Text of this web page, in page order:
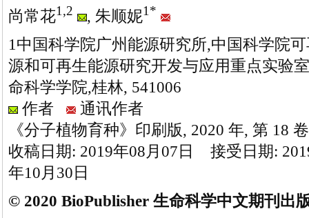
尚常花1,2 , 朱顺妮1*
1中国科学院广州能源研究所,中国科学院
源和可再生能源研究开发与应用重点实验
命科学学院,桂林, 541006
作者
通讯作者
《分子植物育种》印刷版, 2020 年, 第 18
收稿日期: 2019年08月07日 接受日期:
年10月30日
© 2020 BioPublisher 生命科学中文期刊出